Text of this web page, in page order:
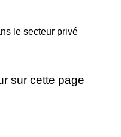
le secteur privé
sur cette page